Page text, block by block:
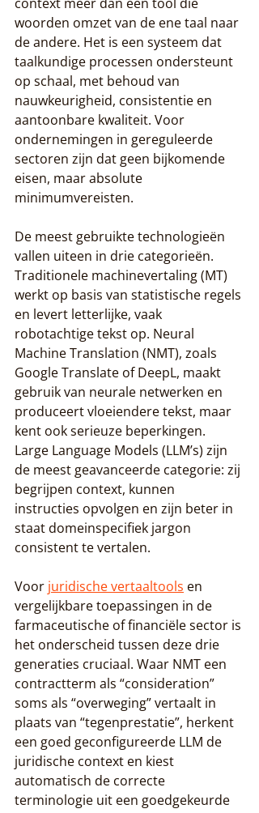
woorden omzet van de ene taal naar
de andere. Het is een systeem dat
taalkundige processen ondersteunt
op schaal, met behoud van
nauwkeurigheid, consistentie en
aantoonbare kwaliteit. Voor
ondernemingen in gereguleerde
sectoren zijn dat geen bijkomende
eisen, maar absolute
minimumvereisten.
De meest gebruikte technologieën
vallen uiteen in drie categorieën.
Traditionele machinevertaling (MT)
werkt op basis van statistische regels
en levert letterlijke, vaak
robotachtige tekst op. Neural
Machine Translation (NMT), zoals
Google Translate of DeepL, maakt
gebruik van neurale netwerken en
produceert vloeiendere tekst, maar
kent ook serieuze beperkingen.
Large Language Models (LLM’s) zijn
de meest geavanceerde categorie: zij
begrijpen context, kunnen
instructies opvolgen en zijn beter in
staat domeinspecifiek jargon
consistent te vertalen.
Voor juridische vertaaltools en
vergelijkbare toepassingen in de
farmaceutische of financiële sector is
het onderscheid tussen deze drie
generaties cruciaal. Waar NMT een
contractterm als “consideration”
soms als “overweging” vertaalt in
plaats van “tegenprestatie”, herkent
een goed geconfigureerde LLM de
juridische context en kiest
automatisch de correcte
terminologie uit een goedgekeurde